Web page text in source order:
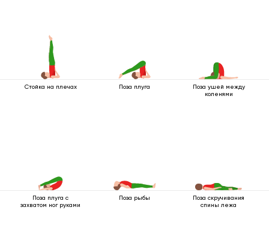
Стойка на плечах Поза плуга
Поза ушей между
коленями
Поза плуга с
захватом ног руками
Поза рыбы
Поза скручивания
спины лежа